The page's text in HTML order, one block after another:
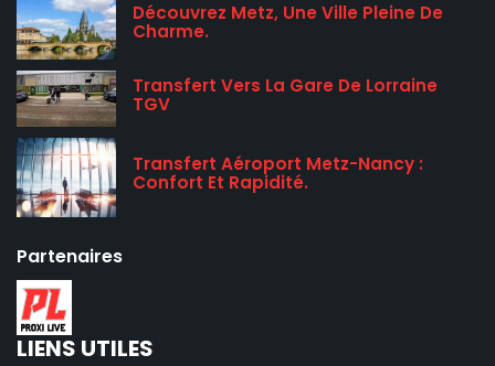
Découvrez Metz, Une Ville Pleine De
Charme.
Transfert Vers La Gare De Lorraine
TGV
Transfert Aéroport Metz-Nancy :
Confort Et Rapidité.
Partenaires
LIENS UTILES